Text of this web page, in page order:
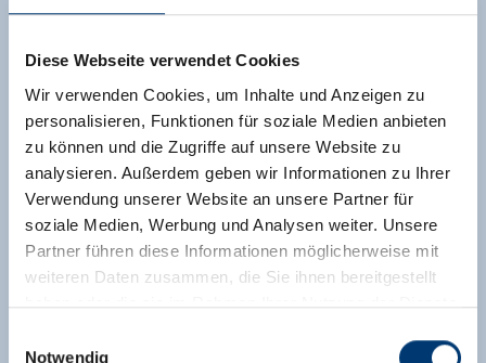
Diese Webseite verwendet Cookies
Wir verwenden Cookies, um Inhalte und Anzeigen zu
personalisieren, Funktionen für soziale Medien anbieten
zu können und die Zugriffe auf unsere Website zu
analysieren. Außerdem geben wir Informationen zu Ihrer
Verwendung unserer Website an unsere Partner für
soziale Medien, Werbung und Analysen weiter. Unsere
Partner führen diese Informationen möglicherweise mit
weiteren Daten zusammen, die Sie ihnen bereitgestellt
haben oder die sie im Rahmen Ihrer Nutzung der Dienste
Notwendig